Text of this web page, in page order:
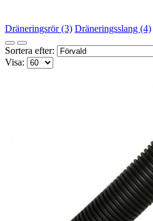
Dräneringsrör (3) Dräneringsslang (4)
Sortera efter:
Visa: